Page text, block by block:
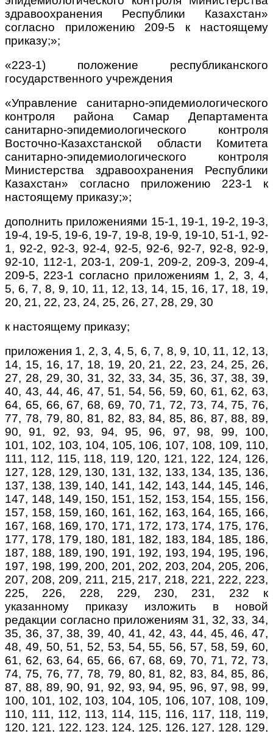
здравоохранения Республики Казахстан»
согласно приложению 209-5 к настоящему
приказу;»;
«223-1) положение республиканского
государственного учреждения
«Управление санитарно-эпидемиологического
контроля района Самар Департамента
санитарно-эпидемиологического контроля
Восточно-Казахстанской области Комитета
санитарно-эпидемиологического контроля
Министерства здравоохранения Республики
Казахстан» согласно приложению 223-1 к
настоящему приказу;»;
дополнить приложениями 15-1, 19-1, 19-2, 19-3,
19-4, 19-5, 19-6, 19-7, 19-8, 19-9, 19-10, 51-1, 92-
1, 92-2, 92-3, 92-4, 92-5, 92-6, 92-7, 92-8, 92-9,
92-10, 112-1, 203-1, 209-1, 209-2, 209-3, 209-4,
209-5, 223-1 согласно приложениям 1, 2, 3, 4,
5, 6, 7, 8, 9, 10, 11, 12, 13, 14, 15, 16, 17, 18, 19,
20, 21, 22, 23, 24, 25, 26, 27, 28, 29, 30
к настоящему приказу;
приложения 1, 2, 3, 4, 5, 6, 7, 8, 9, 10, 11, 12, 13,
14, 15, 16, 17, 18, 19, 20, 21, 22, 23, 24, 25, 26,
27, 28, 29, 30, 31, 32, 33, 34, 35, 36, 37, 38, 39,
40, 43, 44, 46, 47, 51, 54, 56, 59, 60, 61, 62, 63,
64, 65, 66, 67, 68, 69, 70, 71, 72, 73, 74, 75, 76,
77, 78, 79, 80, 81, 82, 83, 84, 85, 86, 87, 88, 89,
90, 91, 92, 93, 94, 95, 96, 97, 98, 99, 100,
101, 102, 103, 104, 105, 106, 107, 108, 109, 110,
111, 112, 115, 118, 119, 120, 121, 122, 124, 126,
127, 128, 129, 130, 131, 132, 133, 134, 135, 136,
137, 138, 139, 140, 141, 142, 143, 144, 145, 146,
147, 148, 149, 150, 151, 152, 153, 154, 155, 156,
157, 158, 159, 160, 161, 162, 163, 164, 165, 166,
167, 168, 169, 170, 171, 172, 173, 174, 175, 176,
177, 178, 179, 180, 181, 182, 183, 184, 185, 186,
187, 188, 189, 190, 191, 192, 193, 194, 195, 196,
197, 198, 199, 200, 201, 202, 203, 204, 205, 206,
207, 208, 209, 211, 215, 217, 218, 221, 222, 223,
225, 226, 228, 229, 230, 231, 232 к
указанному приказу изложить в новой
редакции согласно приложениям 31, 32, 33, 34,
35, 36, 37, 38, 39, 40, 41, 42, 43, 44, 45, 46, 47,
48, 49, 50, 51, 52, 53, 54, 55, 56, 57, 58, 59, 60,
61, 62, 63, 64, 65, 66, 67, 68, 69, 70, 71, 72, 73,
74, 75, 76, 77, 78, 79, 80, 81, 82, 83, 84, 85, 86,
87, 88, 89, 90, 91, 92, 93, 94, 95, 96, 97, 98, 99,
100, 101, 102, 103, 104, 105, 106, 107, 108, 109,
110, 111, 112, 113, 114, 115, 116, 117, 118, 119,
120, 121, 122, 123, 124, 125, 126, 127, 128, 129,